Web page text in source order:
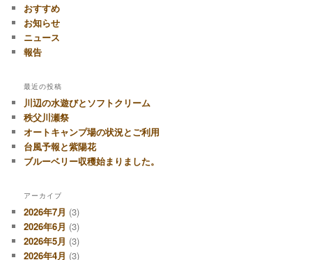
おすすめ
お知らせ
ニュース
報告
最近の投稿
川辺の水遊びとソフトクリーム
秩父川瀬祭
オートキャンプ場の状況とご利用
台風予報と紫陽花
ブルーベリー収穫始まりました。
アーカイブ
2026年7月 (3)
2026年6月 (3)
2026年5月 (3)
2026年4月 (3)